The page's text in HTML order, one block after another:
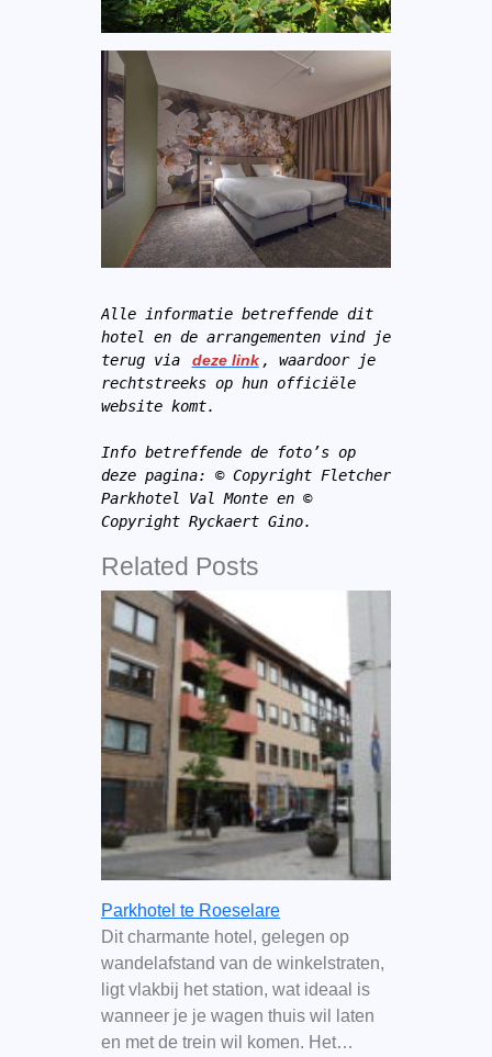
Alle informatie betreffende dit
hotel en de arrangementen vind je
terug via
deze link , waardoor je
rechtstreeks op hun officiële
website komt.
Info betreffende de foto’s op
deze pagina: © Copyright Fletcher
Parkhotel Val Monte en ©
Copyright Ryckaert Gino.
Related Posts
Parkhotel te Roeselare
Dit charmante hotel, gelegen op
wandelafstand van de winkelstraten,
ligt vlakbij het station, wat ideaal is
wanneer je je wagen thuis wil laten
en met de trein wil komen. Het…